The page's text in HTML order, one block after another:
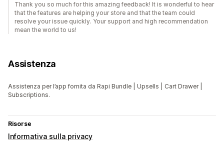
Thank you so much for this amazing feedback! It is wonderful to hear
that the features are helping your store and that the team could
resolve your issue quickly. Your support and high recommendation
mean the world to us!
Assistenza
Assistenza per l’app fornita da Rapi Bundle | Upsells | Cart Drawer |
Subscriptions.
Risorse
Informativa sulla privacy